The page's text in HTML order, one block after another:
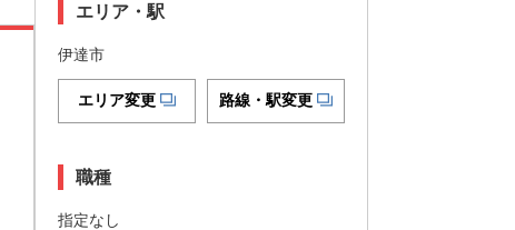
エリア・駅
伊達市
エリア変更 路線・駅変更
職種
指定なし